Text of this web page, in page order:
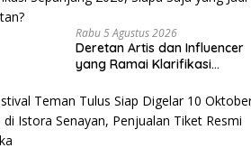
Rabu 5 Agustus 2026
Deretan Artis dan Influencer
yang Ramai Klarifikasi
yang Jadi Sorotan?